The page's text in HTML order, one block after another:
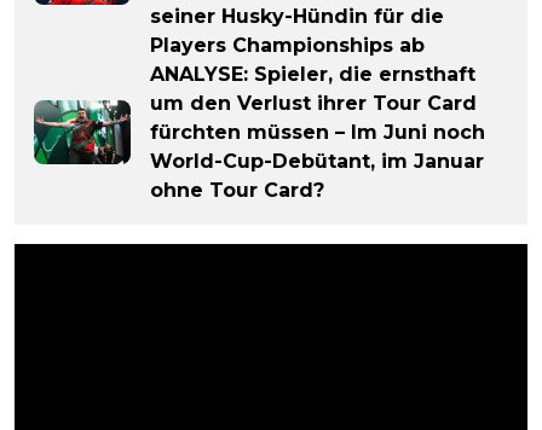
seiner Husky-Hündin für die
Players Championships ab
ANALYSE: Spieler, die ernsthaft
um den Verlust ihrer Tour Card
fürchten müssen – Im Juni noch
World-Cup-Debütant, im Januar
ohne Tour Card?